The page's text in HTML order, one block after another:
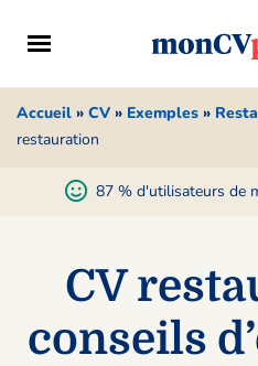
Accueil » CV » Exemples »
restauration
87 % d'utilisateurs de
CV
conseils